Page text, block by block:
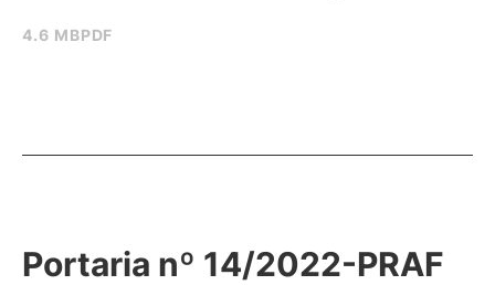
4.6 MBPDF
Portaria nº 14/2022-PRAF